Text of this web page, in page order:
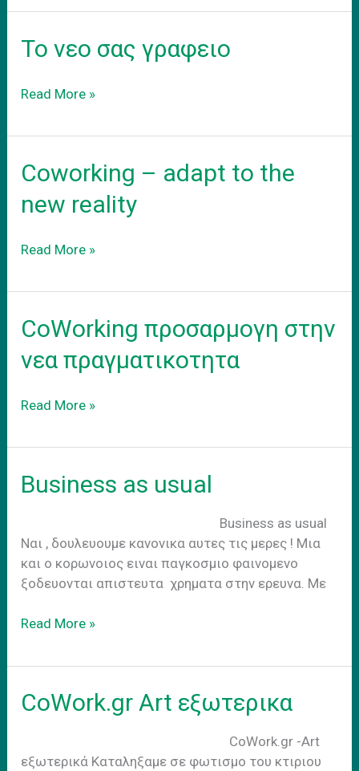
χωροι
Το νεο σας γραφειο
Το
σας
Read More »
Coworking – adapt to the
new reality
Coworking
adapt
the
reality
Read More »
CoWorking προσαρμογη στην
νεα πραγματικοτητα
CoWorking
στην
πραγματικοτητα
Read More »
Business as usual
Business as usual
Nαι , δουλευουμε κανονικα αυτες τις μερες ! Μια
και ο κορωνοιος ειναι παγκοσμιο φαινομενο
ξοδευονται απιστευτα χρηματα στην ερευνα. Με
Business
usual
Read More »
CoWork.gr Art εξωτερικα
CoWork.gr -Art
εξωτερικά Kαταληξαμε σε φωτισμο του κτιριου